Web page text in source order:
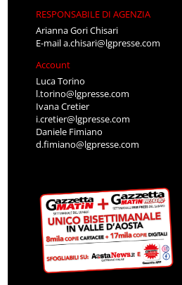
RESPONSABILE DI AGENZIA
Arianna Gori Chisari
E-maila.chisari@lgpresse.com
Account
Luca Torino
l.torino@lgpresse.com
Ivana Cretier
i.cretier@lgpresse.com
Daniele Fimiano
d.fimiano@lgpresse.com